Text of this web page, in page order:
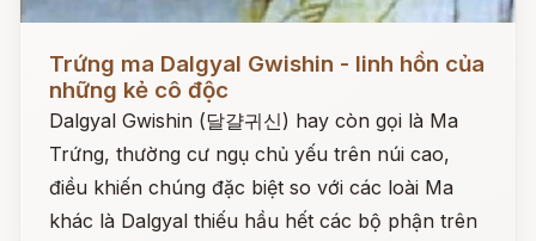
Trứng ma Dalgyal Gwishin - linh hồn của
những kẻ cô độc
Dalgyal Gwishin (달걀귀신) hay còn gọi là Ma
Trứng, thường cư ngụ chủ yếu trên núi cao,
điều khiến chúng đặc biệt so với các loài Ma
khác là Dalgyal thiếu hầu hết các bộ phận trên